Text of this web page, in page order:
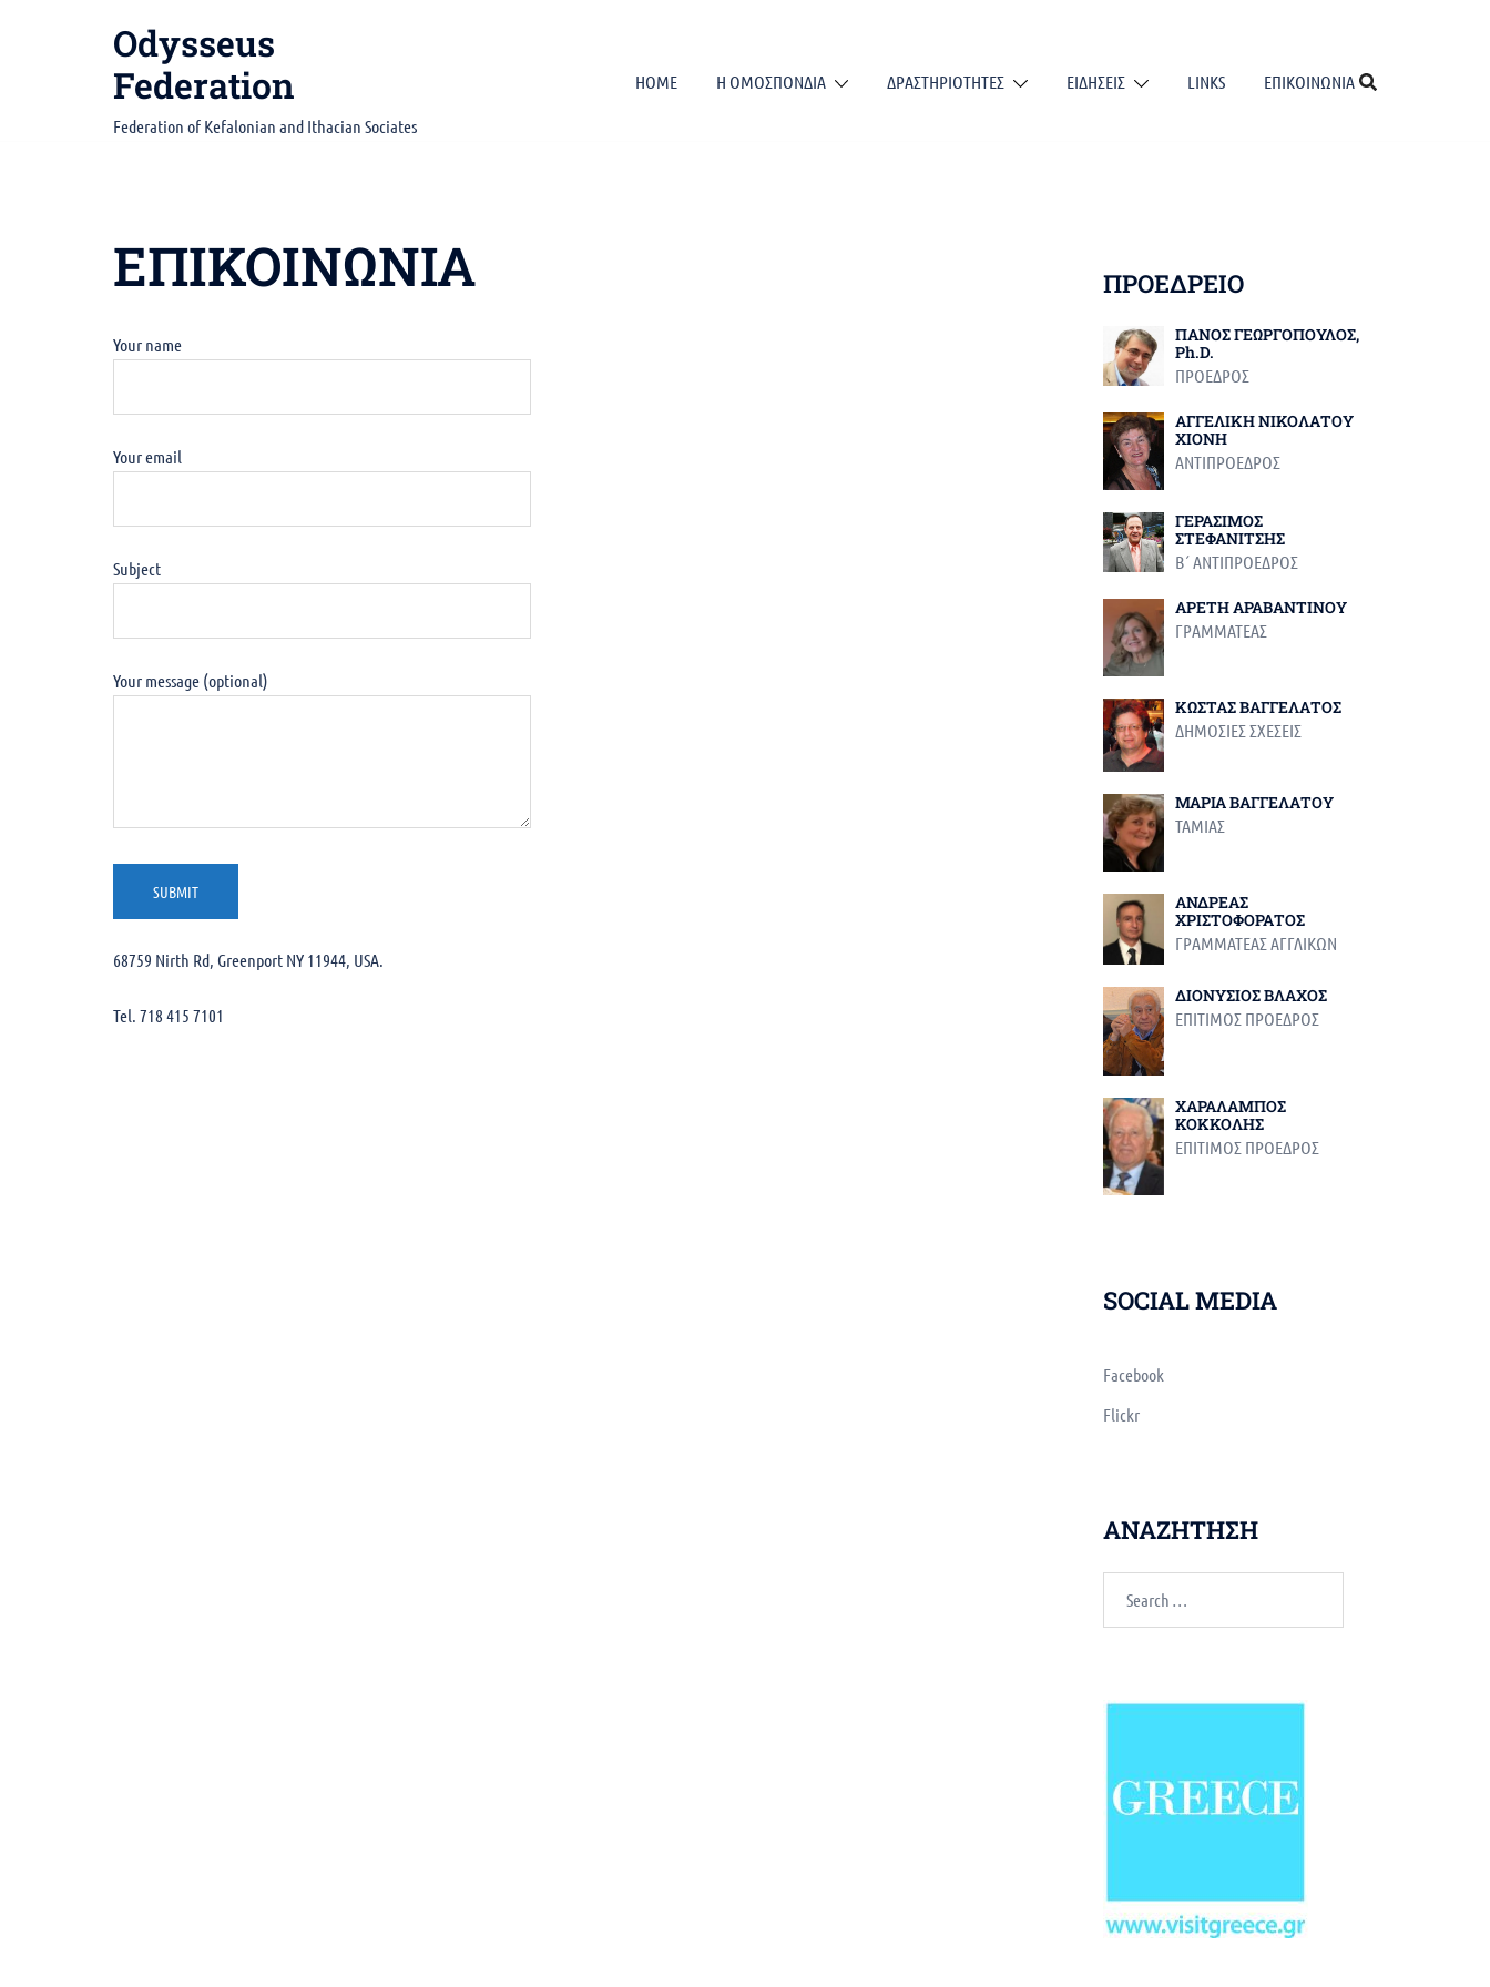
Odysseus
Federation
Federation of Kefalonian and Ithacian Sociates
HOME Η ΟΜΟΣΠΟΝΔΙΑ ΔΡΑΣΤΗΡΙΟΤΗΤΕΣ ΕΙΔΗΣΕΙΣ LINKS ΕΠΙΚΟΙΝΩΝΙΑ
ΕΠΙΚΟΙΝΩΝΙΑ
Your name
Your email
Subject
Your message (optional)
Alternative:
68759 Nirth Rd, Greenport NY 11944, USA.
Tel. 718 415 7101
ΠΡΟΕΔΡΕΙΟ
ΠΑΝΟΣ ΓΕΩΡΓΟΠΟΥΛΟΣ,
Ph.D.
ΠΡΟΕΔΡΟΣ
ΑΓΓΕΛΙΚΗ ΝΙΚΟΛΑΤΟΥ
ΧΙΟΝΗ
ΑΝΤΙΠΡΟΕΔΡΟΣ
ΓΕΡΑΣΙΜΟΣ
ΣΤΕΦΑΝΙΤΣΗΣ
Β΄ ΑΝΤΙΠΡΟΕΔΡΟΣ
ΑΡΕΤΗ ΑΡΑΒΑΝΤΙΝΟΥ
ΓΡΑΜΜΑΤΕΑΣ
ΚΩΣΤΑΣ ΒΑΓΓΕΛΑΤΟΣ
ΔΗΜΟΣΙΕΣ ΣΧΕΣΕΙΣ
ΜΑΡΙΑ ΒΑΓΓΕΛΑΤΟΥ
ΤΑΜΙΑΣ
ΑΝΔΡΕΑΣ
ΧΡΙΣΤΟΦΟΡΑΤΟΣ
ΓΡΑΜΜΑΤΕΑΣ ΑΓΓΛΙΚΩΝ
ΔΙΟΝΥΣΙΟΣ ΒΛΑΧΟΣ
ΕΠΙΤΙΜΟΣ ΠΡΟΕΔΡΟΣ
ΧΑΡΑΛΑΜΠΟΣ
ΚΟΚΚΟΛΗΣ
ΕΠΙΤΙΜΟΣ ΠΡΟΕΔΡΟΣ
SOCIAL MEDIA
Facebook
Flickr
ΑΝΑΖΗΤΗΣΗ